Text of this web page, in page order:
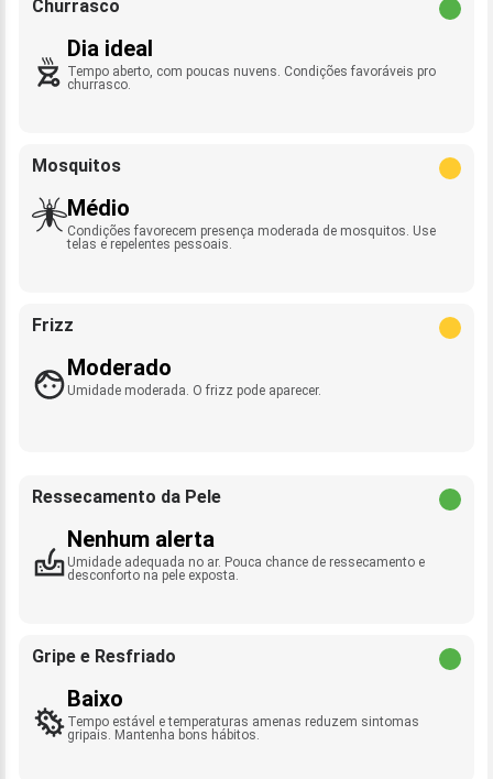
Churrasco
Dia ideal
Tempo aberto, com poucas nuvens. Condições favoráveis pro
churrasco.
Mosquitos
Médio
Condições favorecem presença moderada de mosquitos. Use
telas e repelentes pessoais.
Frizz
Moderado
Umidade moderada. O frizz pode aparecer.
Ressecamento da Pele
Nenhum alerta
Umidade adequada no ar. Pouca chance de ressecamento e
desconforto na pele exposta.
Gripe e Resfriado
Baixo
Tempo estável e temperaturas amenas reduzem sintomas
gripais. Mantenha bons hábitos.